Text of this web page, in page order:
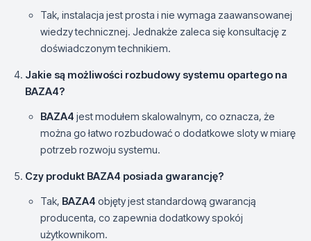
Tak, instalacja jest prosta i nie wymaga zaawansowanej
wiedzy technicznej. Jednakże zaleca się konsultację z
doświadczonym technikiem.
Jakie są możliwości rozbudowy systemu opartego na
BAZA4?
BAZA4 jest modułem skalowalnym, co oznacza, że
można go łatwo rozbudować o dodatkowe sloty w miarę
potrzeb rozwoju systemu.
Czy produkt BAZA4 posiada gwarancję?
Tak, BAZA4 objęty jest standardową gwarancją
producenta, co zapewnia dodatkowy spokój
użytkownikom.